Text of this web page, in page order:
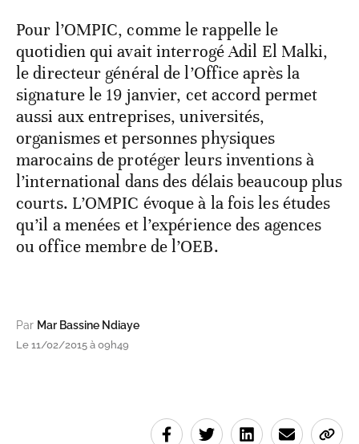
Pour l’OMPIC, comme le rappelle le
quotidien qui avait interrogé Adil El Malki,
le directeur général de l’Office après la
signature le 19 janvier, cet accord permet
aussi aux entreprises, universités,
organismes et personnes physiques
marocains de protéger leurs inventions à
l’international dans des délais beaucoup plus
courts. L’OMPIC évoque à la fois les études
qu’il a menées et l’expérience des agences
ou office membre de l’OEB.
Par Mar Bassine Ndiaye
Le 11/02/2015 à 09h49